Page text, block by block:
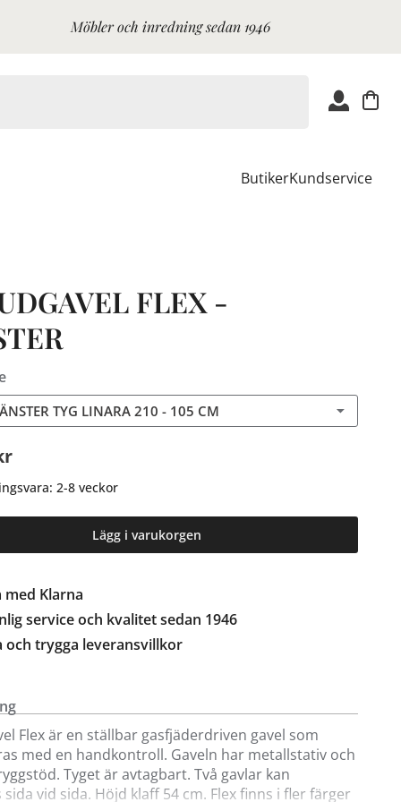
Möbler och inredning sedan 1946
ButikerKundservice
FLEX -
TYG LINARA 210 - 105 CM
2-8 veckor
Lägg i varukorgen
med Klarna
service och kvalitet sedan 1946
och trygga leveransvillkor
Flex är en ställbar gasfjäderdriven gavel som
med en handkontroll. Gaveln har metallstativ och
Tyget är avtagbart. Två gavlar kan
vid sida. Höjd klaff 54 cm. Flex finns i fler färger